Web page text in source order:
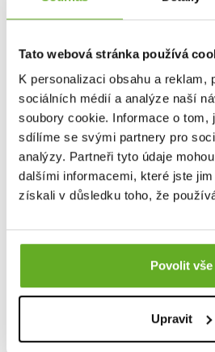
Tato webová stránka používá
K personalizaci obsahu a reklam,
sociálních médií a analýze naší
soubory cookie. Informace o tom,
sdílíme se svými partnery pro
analýzy. Partneři tyto údaje
dalšími informacemi, které jste
získali v důsledku toho, že
Povolit vše
Upravit
Pro přidání recenze je
Ohodnotit
PODOBNÉ